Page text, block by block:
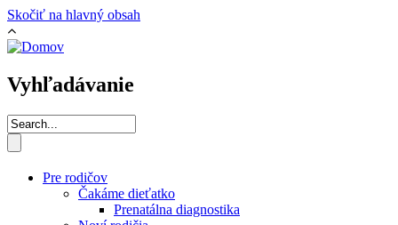
Skočiť na hlavný obsah
Vyhľadávanie
Pre rodičov
Čakáme dieťatko
Prenatálna diagnostika